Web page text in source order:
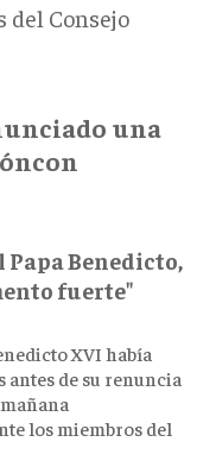
del Consejo
una
Papa Benedicto,
fuerte"
XVI había
antes de su renuncia
los miembros del